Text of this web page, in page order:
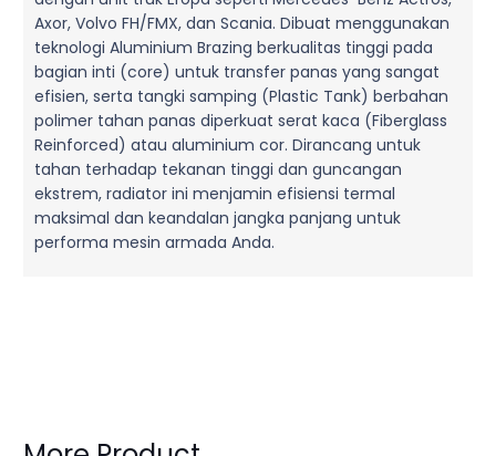
Axor, Volvo FH/FMX, dan Scania. Dibuat menggunakan
teknologi Aluminium Brazing berkualitas tinggi pada
bagian inti (core) untuk transfer panas yang sangat
efisien, serta tangki samping (Plastic Tank) berbahan
polimer tahan panas diperkuat serat kaca (Fiberglass
Reinforced) atau aluminium cor. Dirancang untuk
tahan terhadap tekanan tinggi dan guncangan
ekstrem, radiator ini menjamin efisiensi termal
maksimal dan keandalan jangka panjang untuk
performa mesin armada Anda.